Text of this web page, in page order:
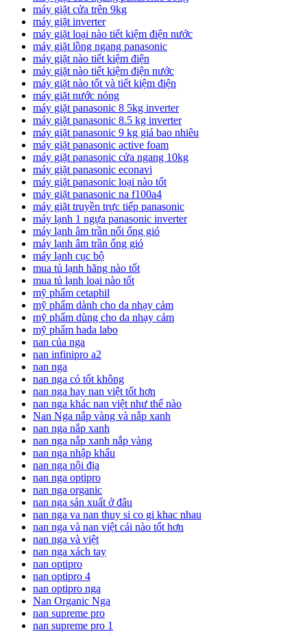
máy giặt cửa trên 9kg
máy giặt inverter
máy giặt loại nào tiết kiệm điện nước
máy giặt lồng ngang panasonic
máy giặt nào tiết kiệm điện
máy giặt nào tiết kiệm điện nước
máy giặt nào tốt và tiết kiệm điện
máy giặt nước nóng
máy giặt panasonic 8 5kg inverter
máy giặt panasonic 8.5 kg inverter
máy giặt panasonic 9 kg giá bao nhiêu
máy giặt panasonic active foam
máy giặt panasonic cửa ngang 10kg
máy giặt panasonic econavi
máy giặt panasonic loại nào tốt
máy giặt panasonic na f100a4
máy giặt truyền trực tiếp panasonic
máy lạnh 1 ngựa panasonic inverter
máy lạnh âm trần nối ống gió
máy lạnh âm trần ống gió
máy lạnh cục bộ
mua tủ lạnh hãng nào tốt
mua tủ lạnh loại nào tốt
mỹ phẩm cetaphil
mỹ phẩm dành cho da nhạy cảm
mỹ phẩm dùng cho da nhạy cảm
mỹ phẩm hada labo
nan của nga
nan infinipro a2
nan nga
nan nga có tốt không
nan nga hay nan việt tốt hơn
nan nga khác nan việt như thế nào
Nan Nga nắp vàng và nắp xanh
nan nga nắp xanh
nan nga nắp xanh nắp vàng
nan nga nhập khẩu
nan nga nội địa
nan nga optipro
nan nga organic
nan nga sản xuất ở đâu
nan nga va nan thuy si co gi khac nhau
nan nga và nan việt cái nào tốt hơn
nan nga và việt
nan nga xách tay
nan optipro
nan optipro 4
nan optipro nga
Nan Organic Nga
nan supreme pro
nan supreme pro 1